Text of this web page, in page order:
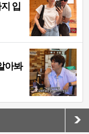
입
아봐